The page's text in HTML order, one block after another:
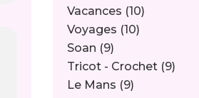
Vacances (10)
Voyages (10)
Soan (9)
Tricot - Crochet (9)
Le Mans (9)